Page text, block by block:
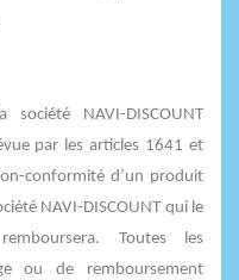
NAVI-DISCOUNT
par les articles 1641 et
conformité d’un produit
NAVI-DISCOUNT qui le
Toutes les
ou de remboursement